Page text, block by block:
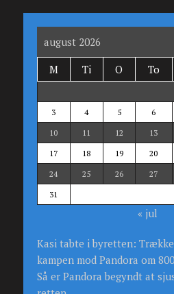
august 2026
M
Ti O To
3
4 5 6
10
11 12 13
17
18 19 20
24
25 26 27
31
« jul
Kasi tabte i byretten:
kampen mod Pandora om
Så er Pandora begyndt at